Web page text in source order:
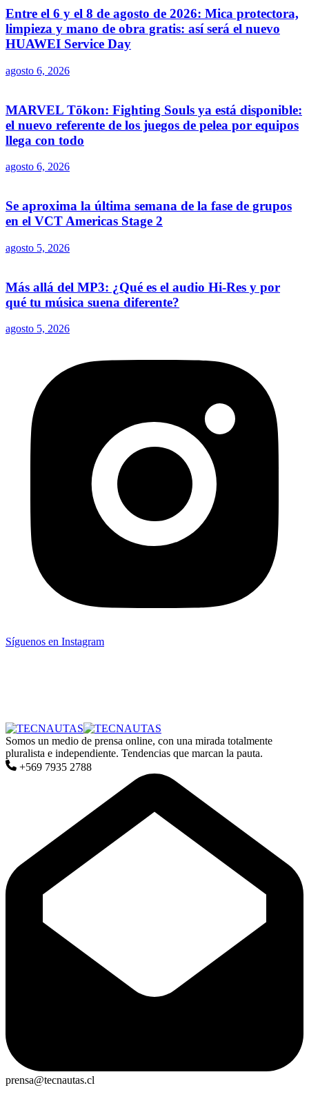
Entre el 6 y el 8 de agosto de 2026: Mica protectora,
limpieza y mano de obra gratis: así será el nuevo
HUAWEI Service Day
agosto 6, 2026
MARVEL Tōkon: Fighting Souls ya está disponible:
el nuevo referente de los juegos de pelea por equipos
llega con todo
agosto 6, 2026
Se aproxima la última semana de la fase de grupos
en el VCT Americas Stage 2
agosto 5, 2026
Más allá del MP3: ¿Qué es el audio Hi-Res y por
qué tu música suena diferente?
agosto 5, 2026
Síguenos en Instagram
Somos un medio de prensa online, con una mirada totalmente
pluralista e independiente. Tendencias que marcan la pauta.
+569 7935 2788
prensa@tecnautas.cl